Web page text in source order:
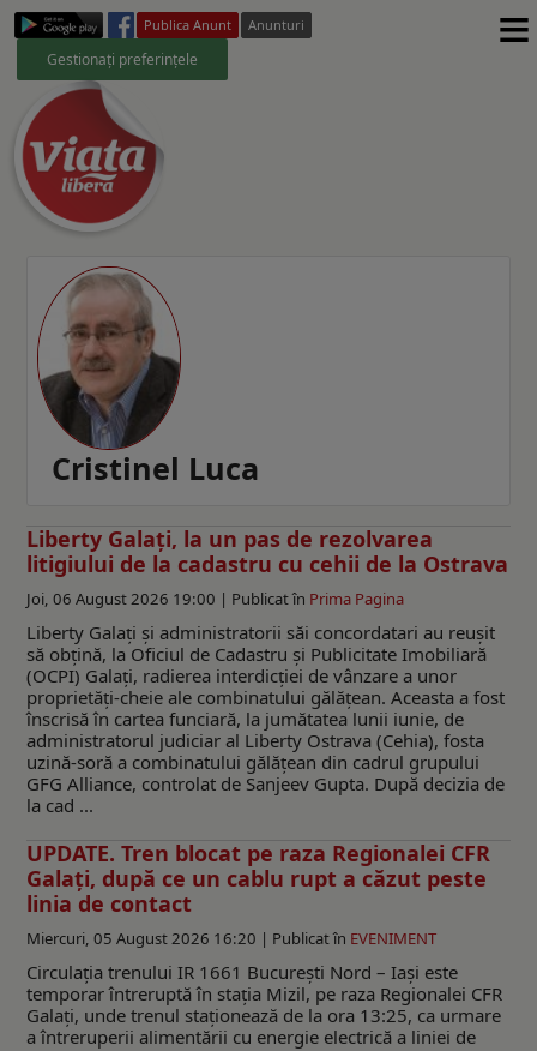
Publica Anunt Anunturi
Gestionați preferințele ≡
Cristinel Luca
Liberty Galați, la un pas de rezolvarea
litigiului de la cadastru cu cehii de la Ostrava
Joi, 06 August 2026 19:00 | Publicat în Prima Pagina
Liberty Galați și administratorii săi concordatari au reușit
să obțină, la Oficiul de Cadastru și Publicitate Imobiliară
(OCPI) Galați, radierea interdicției de vânzare a unor
proprietăți-cheie ale combinatului gălățean. Aceasta a fost
înscrisă în cartea funciară, la jumătatea lunii iunie, de
administratorul judiciar al Liberty Ostrava (Cehia), fosta
uzină-soră a combinatului gălățean din cadrul grupului
GFG Alliance, controlat de Sanjeev Gupta. După decizia de
la cad ...
UPDATE. Tren blocat pe raza Regionalei CFR
Galați, după ce un cablu rupt a căzut peste
linia de contact
Miercuri, 05 August 2026 16:20 | Publicat în EVENIMENT
Circulația trenului IR 1661 București Nord – Iași este
temporar întreruptă în stația Mizil, pe raza Regionalei CFR
Galați, unde trenul staționează de la ora 13:25, ca urmare
a întreruperii alimentării cu energie electrică a liniei de